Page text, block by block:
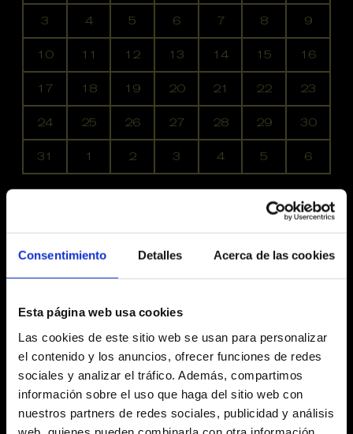
Consentimiento Detalles Acerca de las cookies
Esta página web usa cookies
Las cookies de este sitio web se usan para personalizar
el contenido y los anuncios, ofrecer funciones de redes
sociales y analizar el tráfico. Además, compartimos
información sobre el uso que haga del sitio web con
nuestros partners de redes sociales, publicidad y análisis
3 4 5 6 7 8 9
10 11 12 13 14 15 16
17 18 19 20 21 22 23
24 25 26 27 28 29 30
31 1 2 3 4 5 6
Últimas entradas
Revise su compra antes de realizar el pago, una vez
devoluciones.
Todas las personas que acceden al teatro deben
llevar una localidad, independientemente de su edad.
No recomendado a menores de 3 años.
Este espectáculo contiene luces
intermitentes/flashes que pueden afectar a personas
fotosensibles.